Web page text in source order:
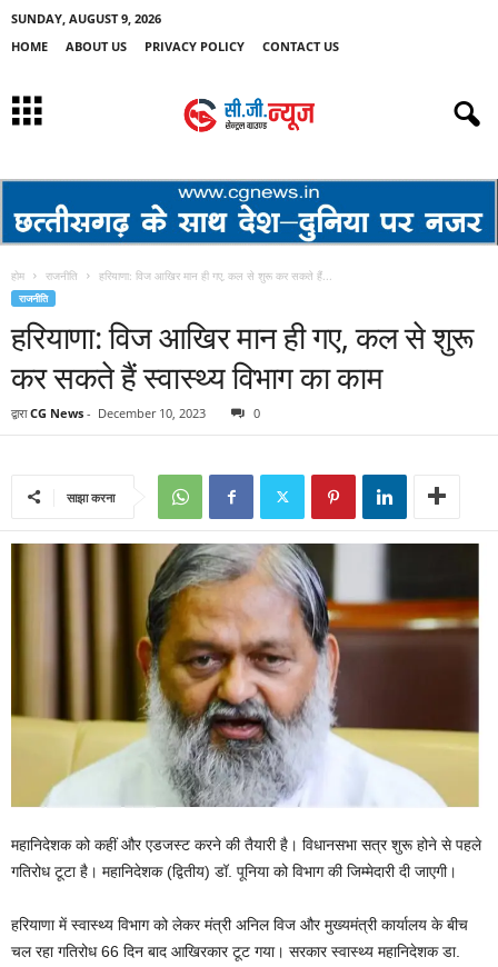
SUNDAY, AUGUST 9, 2026
HOME
ABOUT US PRIVACY POLICY CONTACT US
होम राजनीति हरियाणा: विज आखिर मान ही गए, कल से शुरू कर सकते हैं...
राजनीति
हरियाणा: विज आखिर मान ही गए, कल से शुरू
कर सकते हैं स्वास्थ्य विभाग का काम
द्वारा CG News - December 10, 2023 0
साझा करना
महानिदेशक को कहीं और एडजस्ट करने की तैयारी है। विधानसभा सत्र शुरू होने से पहले
गतिरोध टूटा है। महानिदेशक (द्वितीय) डॉ. पूनिया को विभाग की जिम्मेदारी दी जाएगी।
हरियाणा में स्वास्थ्य विभाग को लेकर मंत्री अनिल विज और मुख्यमंत्री कार्यालय के बीच
चल रहा गतिरोध 66 दिन बाद आखिरकार टूट गया। सरकार स्वास्थ्य महानिदेशक डा.